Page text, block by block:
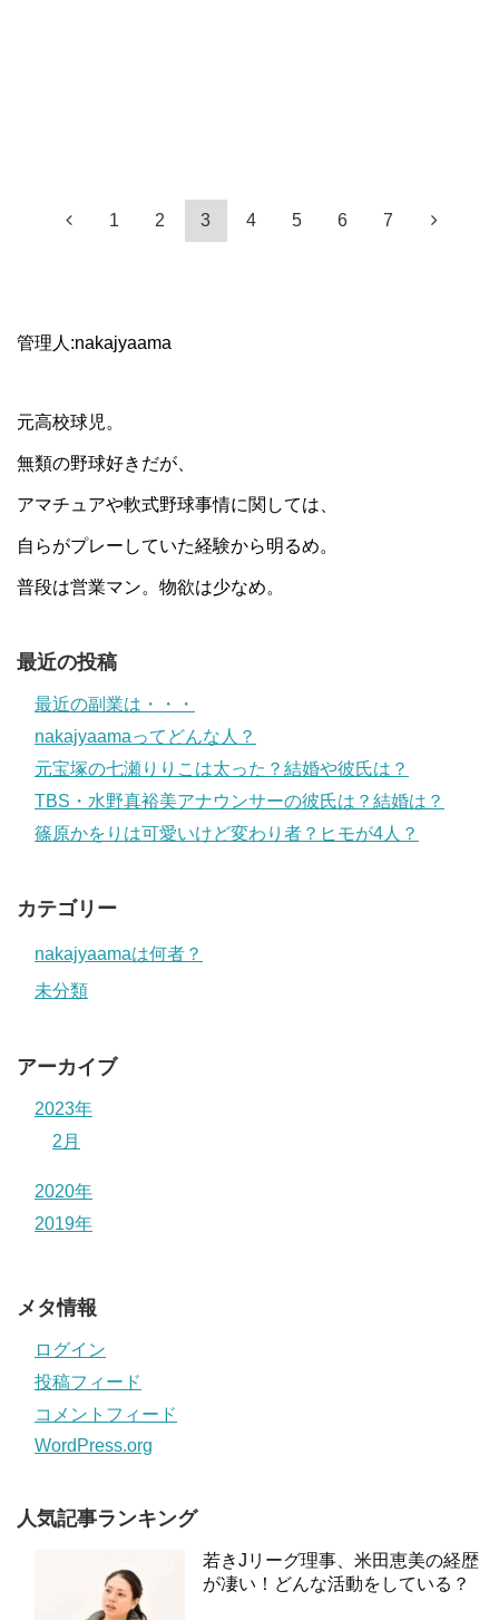
1 2 3 4 5 6 7
管理人:nakajyaama
元高校球児。
無類の野球好きだが、
アマチュアや軟式野球事情に関しては、
自らがプレーしていた経験から明るめ。
普段は営業マン。物欲は少なめ。
最近の投稿
最近の副業は・・・
nakajyaamaってどんな人？
元宝塚の七瀬りりこは太った？結婚や彼氏は？
TBS・水野真裕美アナウンサーの彼氏は？結婚は？
篠原かをりは可愛いけど変わり者？ヒモが4人？
カテゴリー
nakajyaamaは何者？
未分類
アーカイブ
2023年
2月
2020年
2019年
メタ情報
ログイン
投稿フィード
コメントフィード
WordPress.org
人気記事ランキング
若きJリーグ理事、米田恵美の経歴
が凄い！どんな活動をしている？